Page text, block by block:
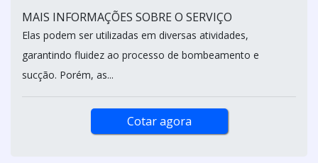
MAIS INFORMAÇÕES SOBRE O SERVIÇO
Elas podem ser utilizadas em diversas atividades,
garantindo fluidez ao processo de bombeamento e
sucção. Porém, as...
Cotar agora